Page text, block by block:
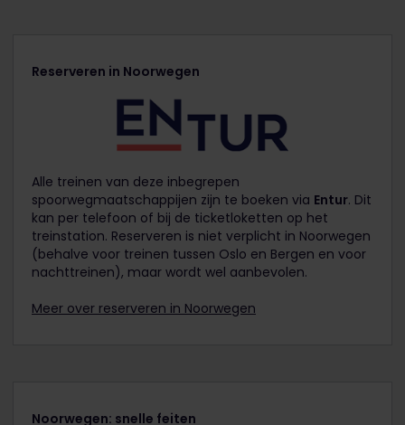
Reserveren in Noorwegen
Alle treinen van deze inbegrepen
spoorwegmaatschappijen zijn te boeken via Entur. Dit
kan per telefoon of bij de ticketloketten op het
treinstation. Reserveren is niet verplicht in Noorwegen
(behalve voor treinen tussen Oslo en Bergen en voor
nachttreinen), maar wordt wel aanbevolen.
Meer over reserveren in Noorwegen
Noorwegen: snelle feiten